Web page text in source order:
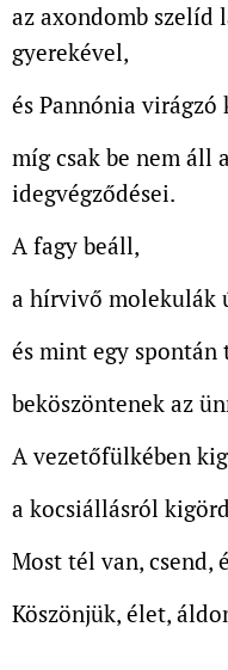
az axondomb szelíd
gyerekével,
és Pannónia
míg csak be nem áll
idegvégződései.
A fagy beáll,
a hírvivő molekulák
és mint egy spontán
beköszöntenek az
A vezetőfülkében
a kocsiállásról
Most tél van, csend,
Köszönjük, élet,